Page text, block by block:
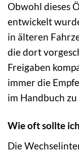
Obwohl dieses
entwickelt
in älteren
die dort
Freigaben
immer die
im Handbuch
Wie oft sollte
Die